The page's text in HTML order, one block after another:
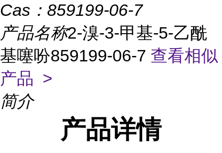
Cas： 859199-06-7
产品名称2-溴-3-甲基-5-乙酰
基噻吩859199-06-7 查看相似
产品 >
简介
产品详情